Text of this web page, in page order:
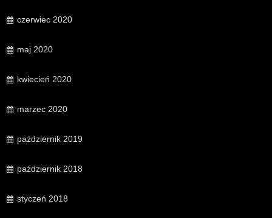
czerwiec 2020
maj 2020
kwiecień 2020
marzec 2020
październik 2019
październik 2018
styczeń 2018